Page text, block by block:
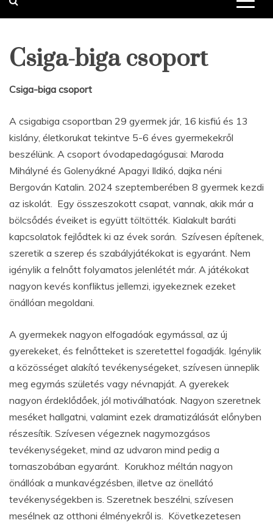
Csiga-biga csoport
Csiga-biga csoport
A csigabiga csoportban 29 gyermek jár, 16 kisfiú és 13
kislány, életkorukat tekintve 5-6 éves gyermekekről
beszélünk. A csoport óvodapedagógusai: Maroda
Mihályné és Golenyákné Apagyi Ildikó, dajka néni
Bergován Katalin. 2024 szeptemberében 8 gyermek kezdi
az iskolát. Egy összeszokott csapat, vannak, akik már a
bölcsődés éveiket is együtt töltötték. Kialakult baráti
kapcsolatok fejlődtek ki az évek során. Szívesen építenek,
szeretik a szerep és szabályjátékokat is egyaránt. Nem
igénylik a felnőtt folyamatos jelenlétét már. A játékokat
nagyon kevés konfliktus jellemzi, igyekeznek ezeket
önállóan megoldani.
A gyermekek nagyon elfogadóak egymással, az új
gyerekeket, és felnőtteket is szeretettel fogadják. Igénylik
a közösséget alakító tevékenységeket, szívesen ünneplik
meg egymás születés vagy névnapját. A gyerekek
nagyon érdeklődőek, jól motiválhatóak. Nagyon szeretnek
meséket hallgatni, valamint ezek dramatizálását előnyben
részesítik. Szívesen végeznek nagymozgásos
tevékenységeket, mind az udvaron mind pedig a
tornaszobában egyaránt. Korukhoz méltán nagyon
önállóak a munkavégzésben, illetve az önellátó
tevékenységekben is. Szeretnek beszélni, szívesen
mesélnek az otthoni élményekről is. Következetesen